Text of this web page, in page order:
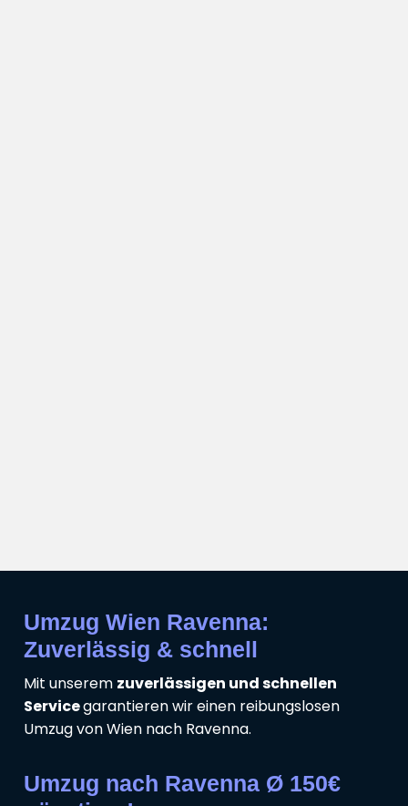
Umzug Wien Ravenna:
Zuverlässig & schnell
Mit unserem zuverlässigen und schnellen
Servicegarantieren wir einen reibungslosen
Umzug von Wien nach Ravenna.
Umzug nach Ravenna Ø 150€